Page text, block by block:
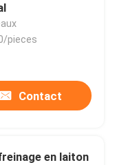
pieces
Contact
en laiton